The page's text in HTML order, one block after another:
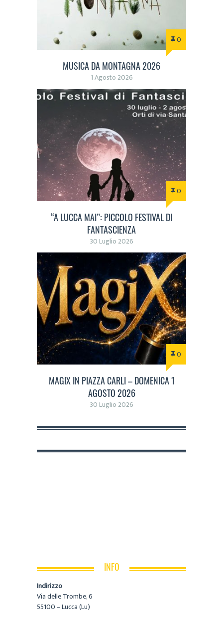
0
MUSICA DA MONTAGNA 2026
1 Agosto 2026
0
“A LUCCA MAI”: PICCOLO FESTIVAL DI
FANTASCIENZA
30 Luglio 2026
0
MAGIX IN PIAZZA CARLI – DOMENICA 1
AGOSTO 2026
30 Luglio 2026
INFO
Indirizzo
Via delle Trombe, 6
55100 – Lucca (Lu)